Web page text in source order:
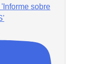
sobre